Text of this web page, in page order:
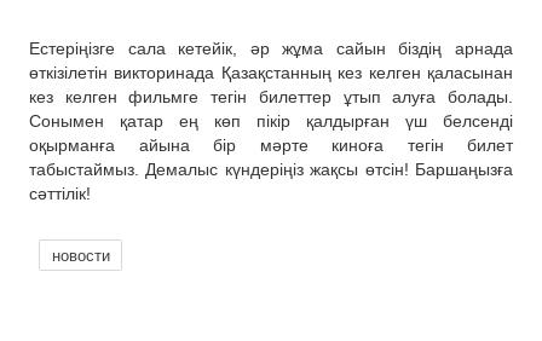
Естеріңізге сала кетейік, әр жұма сайын біздің арнада
өткізілетін викторинада Қазақстанның кез келген қаласынан
кез келген фильмге тегін билеттер ұтып алуға болады.
Сонымен қатар ең көп пікір қалдырған үш белсенді
оқырманға айына бір мәрте киноға тегін билет
табыстаймыз. Демалыс күндеріңіз жақсы өтсін! Баршаңызға
сәттілік!
новости